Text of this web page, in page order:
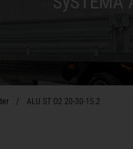
ALU ST O2 20-30-15.2